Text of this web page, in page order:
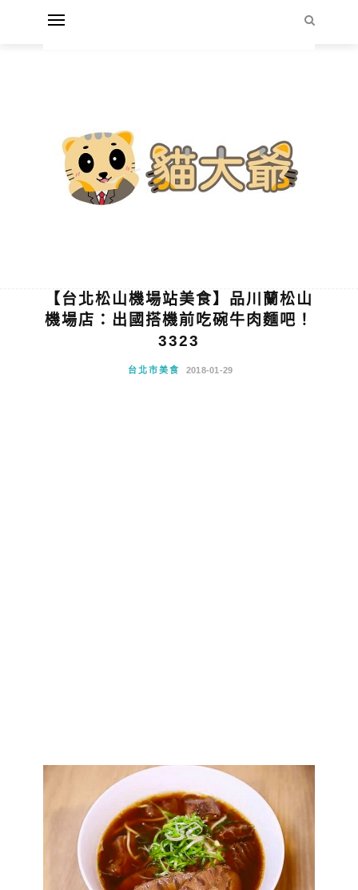
【台北松山機場站美食】品川蘭松山
機場店：出國搭機前吃碗牛肉麵吧！
3323
台北市美食 2018-01-29